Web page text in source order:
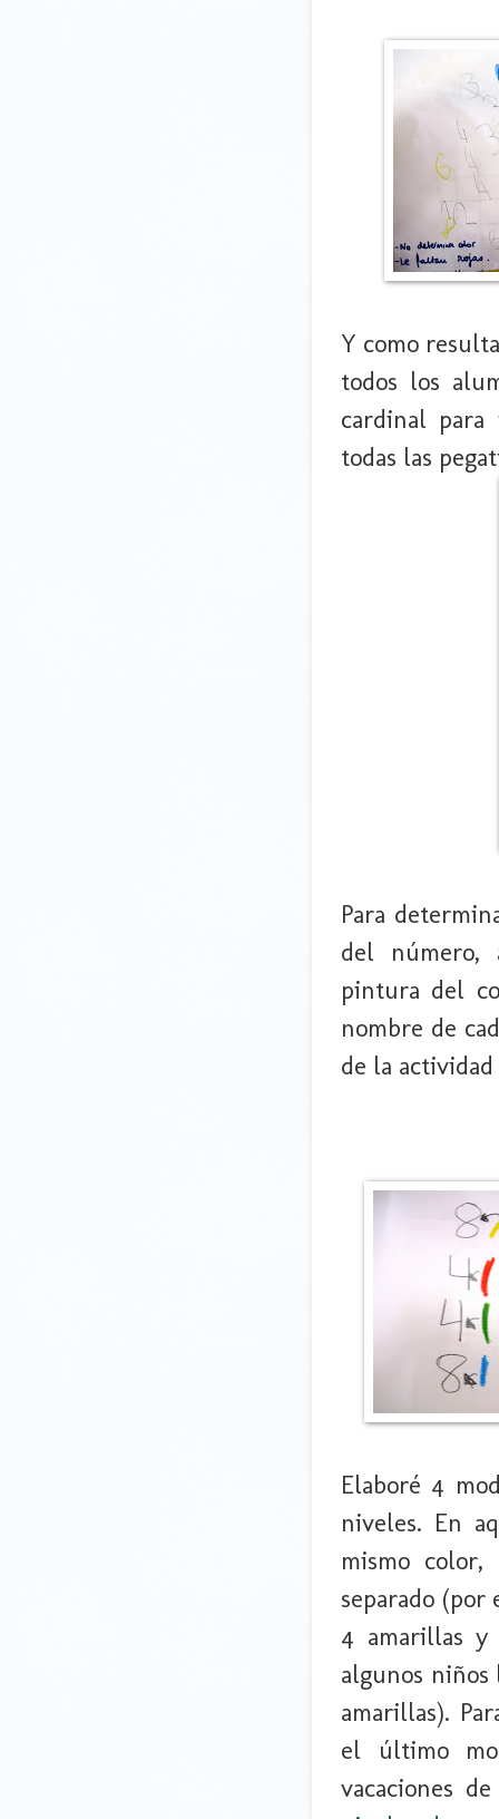
Y como
todos los
cardinal
todas las
Para
del número,
pintura del
nombre de
de la
Elaboré 4
niveles. En
mismo
separado
4 amarillas
algunos
amarillas).
el último
vacaciones